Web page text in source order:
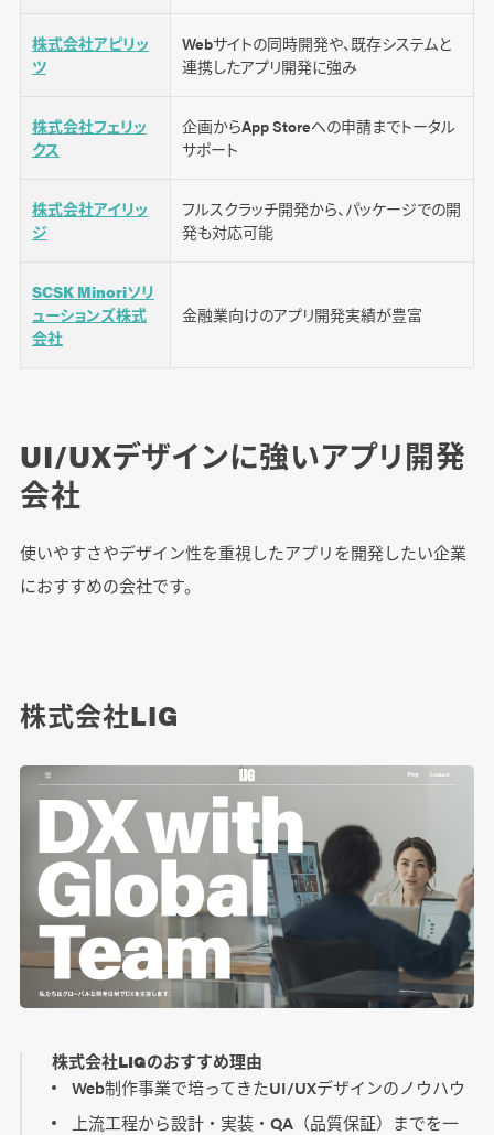
今更聞けないアプリ開発に関する基礎知識
開発手法について
株式会社アピリッ
ツ
Webサイトの同時開発や、既存システムと
連携したアプリ開発に強み
株式会社フェリッ
クス
企画からApp Storeへの申請までトータル
サポート
株式会社アイリッ
ジ
フルスクラッチ開発から、パッケージでの開
発も対応可能
SCSK Minoriソリ
ューションズ株式
会社
金融業向けのアプリ開発実績が豊富
UI/UXデザインに強いアプリ開発
会社
使いやすさやデザイン性を重視したアプリを開発したい企業
におすすめの会社です。
株式会社LIG
株式会社LIGのおすすめ理由
Web制作事業で培ってきたUI/UXデザインのノウハウ
上流工程から設計・実装・QA（品質保証）までを一